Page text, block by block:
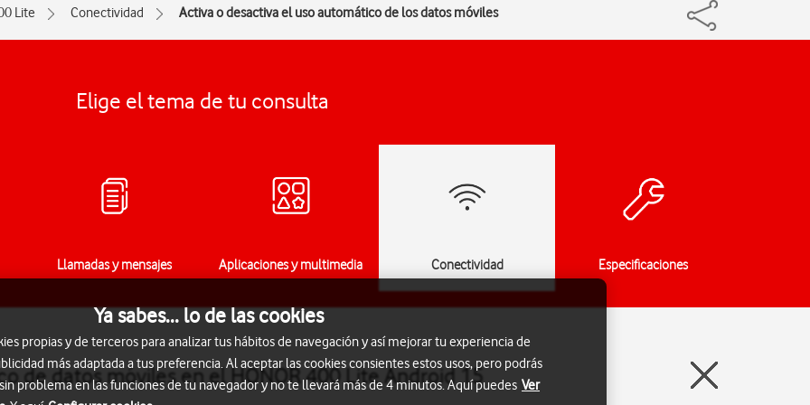
Lite Conectividad Activa o desactiva el uso automático de los datos móviles
Elige el tema de tu consulta
Llamadas y mensajes Aplicaciones y multimedia Conectividad Especificaciones
de datos móviles en el HONOR 400 Lite Android 15
Ya sabes... lo de las cookies
propias y de terceros para analizar tus hábitos de navegación y así mejorar tu experiencia de
más adaptada a tus preferencia. Al aceptar las cookies consientes estos usos, pero podrás
problema en las funciones de tu navegador y no te llevará más de 4 minutos. Aquí puedes Ver